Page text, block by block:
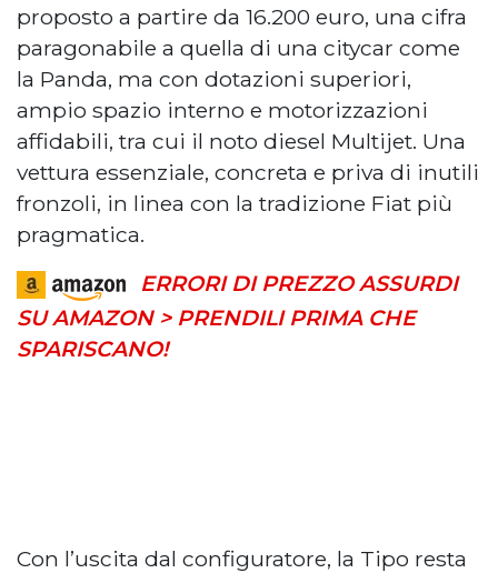
proposto a partire da 16.200 euro, una cifra
paragonabile a quella di una citycar come
la Panda, ma con dotazioni superiori,
ampio spazio interno e motorizzazioni
affidabili, tra cui il noto diesel Multijet. Una
vettura essenziale, concreta e priva di inutili
fronzoli, in linea con la tradizione Fiat più
pragmatica.
ERRORI DI PREZZO ASSURDI
SU AMAZON > PRENDILI PRIMA CHE
SPARISCANO!
Con l’uscita dal configuratore, la Tipo resta